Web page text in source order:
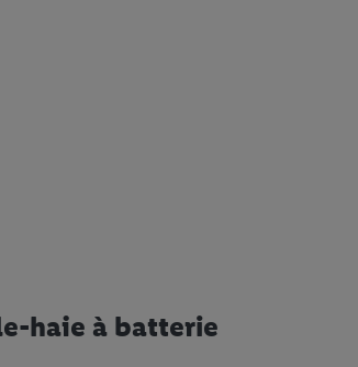
haie à batterie